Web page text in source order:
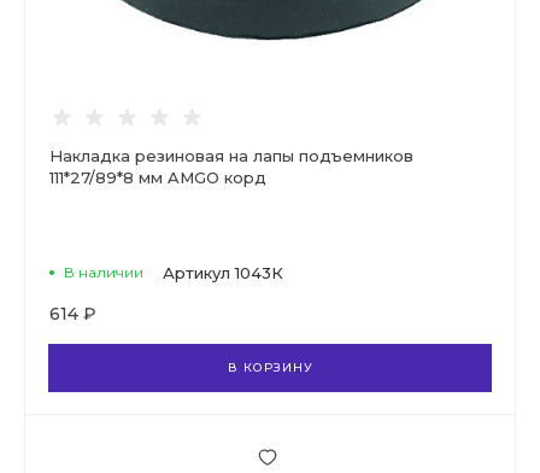
Накладка резиновая на лапы подъемников
111*27/89*8 мм AMGO корд
В наличии Артикул 1043К
614 ₽
В КОРЗИНУ